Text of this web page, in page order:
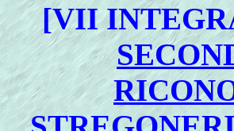
[VII